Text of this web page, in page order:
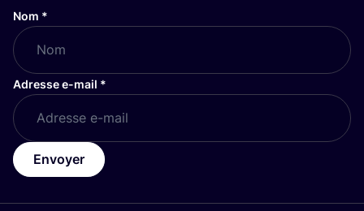
Nom *
Adresse e-mail *
Envoyer